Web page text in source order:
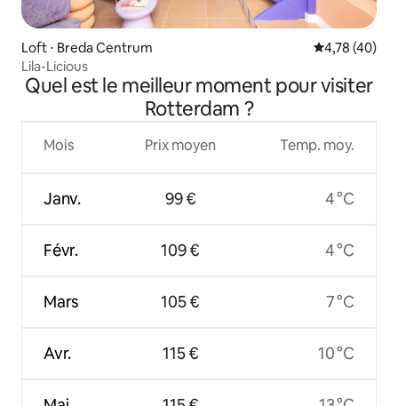
Loft ⋅ Breda Centrum Évaluation
4,78 (40)
Lila-Licious
Quel est le meilleur moment pour visiter
Rotterdam ?
Mois
Janv.
Févr.
Mars
Avr.
Prix moyen
99 €
109 €
105 €
115 €
Temp. moy.
4 °C
4 °C
7 °C
10 °C